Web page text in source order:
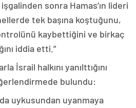
sonra Hamas’ın lideri
tek başına koştuğunu,
kaybettiğini ve birkaç
iddia etti.”
İsrail halkını yanılttığını
bulundu:
uykusundan uyanmaya